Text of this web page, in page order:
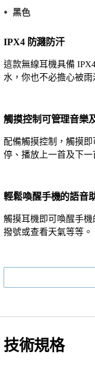
黑色
IPX4 防濺防汗
這款無線耳機具備
水，你也不必擔心被雨
觸摸控制可管理音樂
配備觸摸控制，觸摸
停、播放上一首及下一
輕鬆喚醒手機的語音
觸摸耳機即可喚醒手
撥號或查看天氣等等。
技術規格